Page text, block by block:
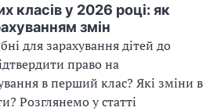
класів у 2026 році: як
змін
для зарахування дітей до
право на
в перший клас? Які зміни в
Розглянемо у статті